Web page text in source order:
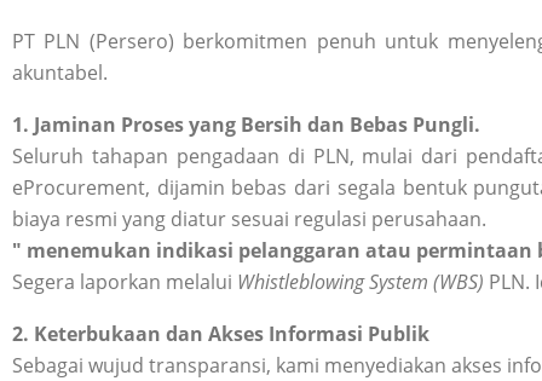
PT PLN (Persero) berkomitmen penuh untuk
akuntabel.
1. Jaminan Proses yang Bersih dan Bebas Pungli.
Seluruh tahapan pengadaan di PLN, mulai dari
eProcurement, dijamin bebas dari segala bentuk
biaya resmi yang diatur sesuai regulasi perusahaan.
" menemukan indikasi pelanggaran atau permintaan
Segera laporkan melalui Whistleblowing System (WBS) PLN.
2. Keterbukaan dan Akses Informasi Publik
Sebagai wujud transparansi, kami menyediakan akses